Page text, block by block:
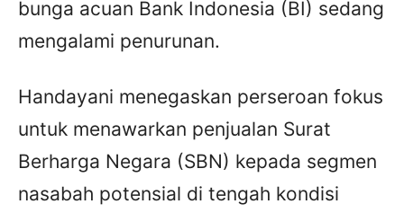
bunga acuan Bank Indonesia (BI) sedang
mengalami penurunan.
Handayani menegaskan perseroan fokus
untuk menawarkan penjualan Surat
Berharga Negara (SBN) kepada segmen
nasabah potensial di tengah kondisi